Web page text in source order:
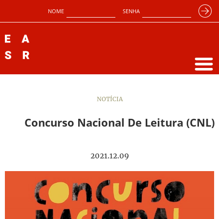
NOME SENHA
NOTÍCIA
Concurso Nacional De Leitura (CNL)
2021.12.09